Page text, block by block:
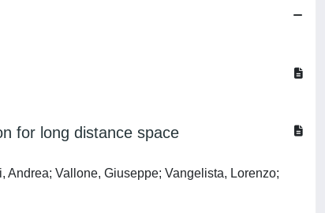
for long distance space
Vallone, Giuseppe; Vangelista, Lorenzo;